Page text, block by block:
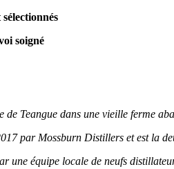
soigné
de Teangue dans une vieille ferme
par Mossburn Distillers et est la
une équipe locale de neufs